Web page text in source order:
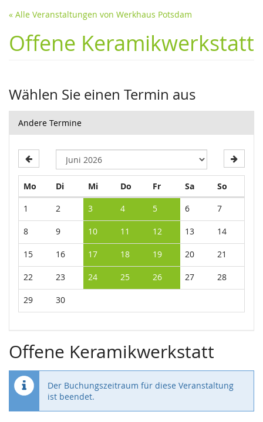
« Alle Veranstaltungen von Werkhaus Potsdam
Offene Keramikwerkstatt
Wählen Sie einen Termin aus
Andere Termine
Mo Montag
DiDienstag
MiMittwoch
Do Donnerstag
FrFreitagSaSamstag
So
1 2 3 4 5 6 7
8 9 10 11 12 13 14
15 16 17 18 19 20 21
22 23 24 25 26 27 28
29 30
Offene Keramikwerkstatt
Der Buchungszeitraum für diese Veranstaltung
ist beendet.